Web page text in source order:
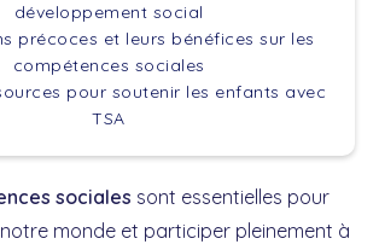
développement social
précoces et leurs bénéfices sur les
compétences sociales
pour soutenir les enfants avec
TSA
sociales sont essentielles pour
monde et participer pleinement à